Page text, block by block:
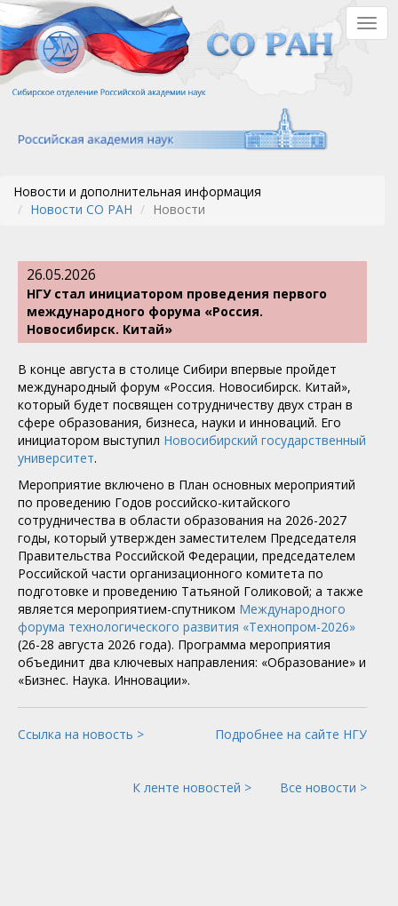
Перейти
к
основному
содержанию
Новости и дополнительная информация
Новости СО РАН
Новости
26.05.2026
НГУ стал инициатором проведения первого
международного форума «Россия.
Новосибирск. Китай»
В конце августа в столице Сибири впервые пройдет
международный форум «Россия. Новосибирск. Китай»,
который будет посвящен сотрудничеству двух стран в
сфере образования, бизнеса, науки и инноваций. Его
инициатором выступил Новосибирский государственный
университет.
Мероприятие включено в План основных мероприятий
по проведению Годов российско-китайского
сотрудничества в области образования на 2026-2027
годы, который утвержден заместителем Председателя
Правительства Российской Федерации, председателем
Российской части организационного комитета по
подготовке и проведению Татьяной Голиковой; а также
является мероприятием-спутником Международного
форума технологического развития «Технопром-2026»
(26-28 августа 2026 года). Программа мероприятия
объединит два ключевых направления: «Образование» и
«Бизнес. Наука. Инновации».
Ссылка на новость > Подробнее на сайте НГУ
К ленте новостей > Все новости >